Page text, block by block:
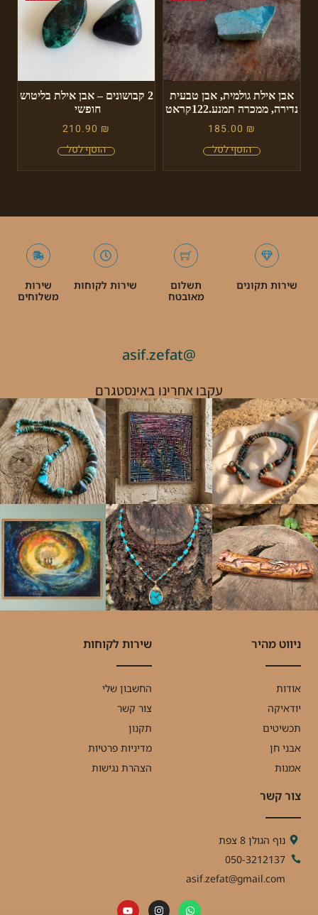
אבן אילת גולמית, אבן טבעית
נדירה, ממכרה תמנע.122קראט
185.00 ₪
2 קבושונים – אבן אילת בליטוש
חופשי
210.90 ₪
שירות תקונים
תשלום
מאובטח
שירות לקוחות
שירות
משלוחים
@asif.zefat
עקבו אחרינו באינסטגרם
ניווט מהיר
אודות
יודאיקה
תכשיטים
אבני חן
אמנות
שירות לקוחות
החשבון שלי
צור קשר
תקנון
מדיניות פרטיות
הצהרת נגישות
צור קשר
נוף הגולן 8 צפת
050-3212137
asif.zefat@gmail.com